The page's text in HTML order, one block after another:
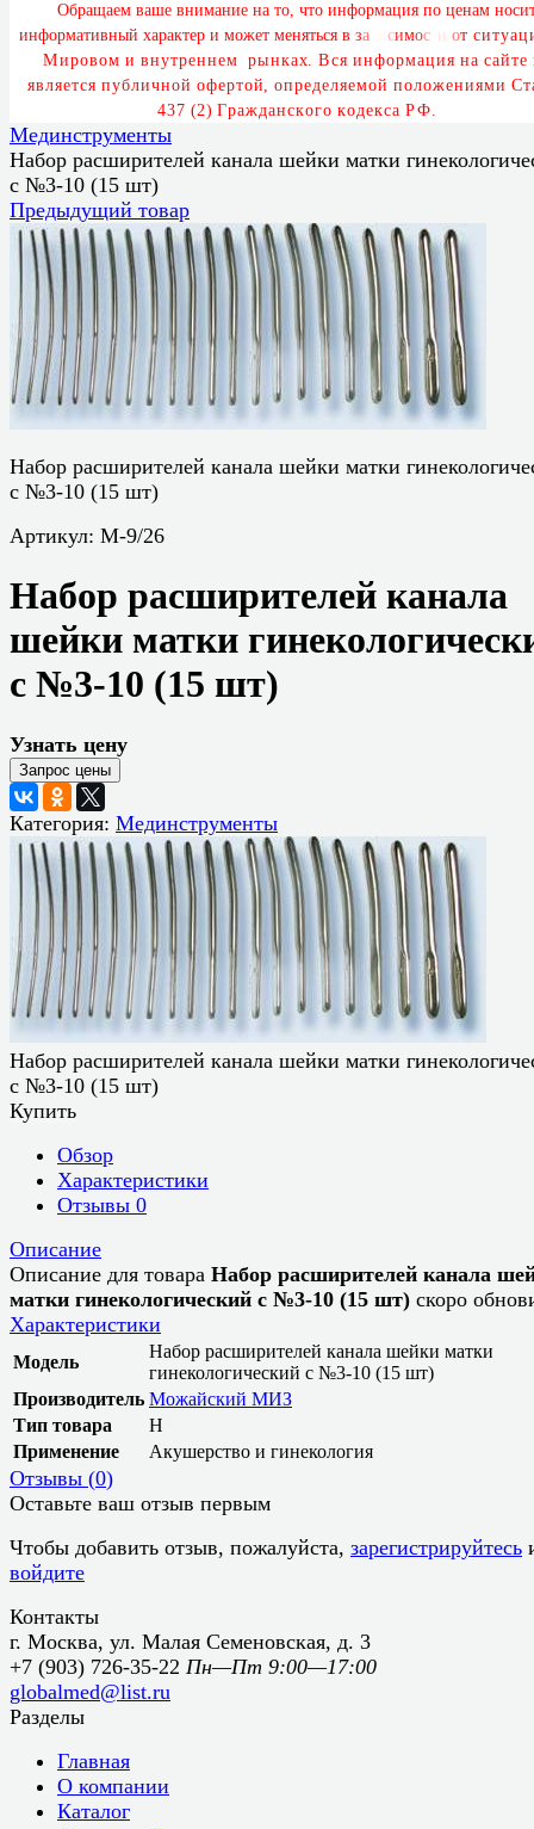
Обращаем ваше внимание на то, что информация по ценам носи
информативный характер и может меняться в за исимос т и от ситуаци
Мировом и внутреннем рынках. Вся информация на сайте
является публичной офертой, определяемой положениями Ст
437 (2) Гражданского кодекса РФ.
Мединструменты
Набор расширителей канала шейки матки
с №3-10 (15 шт)
Предыдущий товар
Набор расширителей канала шейки матки
с №3-10 (15 шт)
Артикул: М-9/26
Набор расширителей канала
шейки матки
с №3-10 (15 шт)
Узнать цену
Категория: Мединструменты
Набор расширителей канала шейки матки
с №3-10 (15 шт)
Купить
Обзор
Характеристики
Отзывы 0
Описание
Описание для товара Набор расширителей канала
матки гинекологический с №3-10 (15 шт) скоро
Характеристики
Модель
Набор расширителей канала шейки матки
гинекологический с №3-10 (15 шт)
Производитель Можайский МИЗ
Тип товара
Н
Применение
Акушерство и гинекология
Отзывы (0)
Оставьте ваш отзыв первым
Чтобы добавить отзыв, пожалуйста, зарегистрируйтесь
войдите
Контакты
г. Москва, ул. Малая Семеновская, д. 3
+7 (903) 726-35-22 Пн—Пт 9:00—17:00
globalmed@list.ru
Разделы
Главная
О компании
Каталог